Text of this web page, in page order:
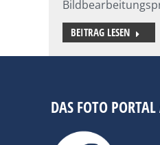
BEITRAG LESEN
DAS FOTO